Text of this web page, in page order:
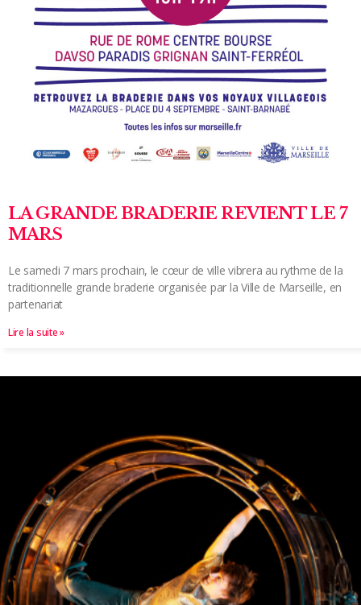
LA GRANDE BRADERIE REVIENT LE 7
MARS
Le samedi 7 mars prochain, le cœur de ville vibrera au rythme de la
traditionnelle grande braderie organisée par la Ville de Marseille, en
partenariat
Lire la suite »